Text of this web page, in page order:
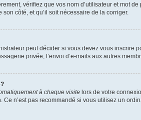
vérifiez que vos nom d’utilisateur et mot
côté, et qu’il soit nécessaire de la corriger.
peut décider si vous devez vous
privée, l’envoi d’e-mails aux autres
à chaque visite lors de votre
n’est pas recommandé si vous utilisez un